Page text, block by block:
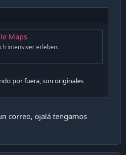
Maps
intensiver erleben.
por fuera, son originales
correo, ojalá tengamos